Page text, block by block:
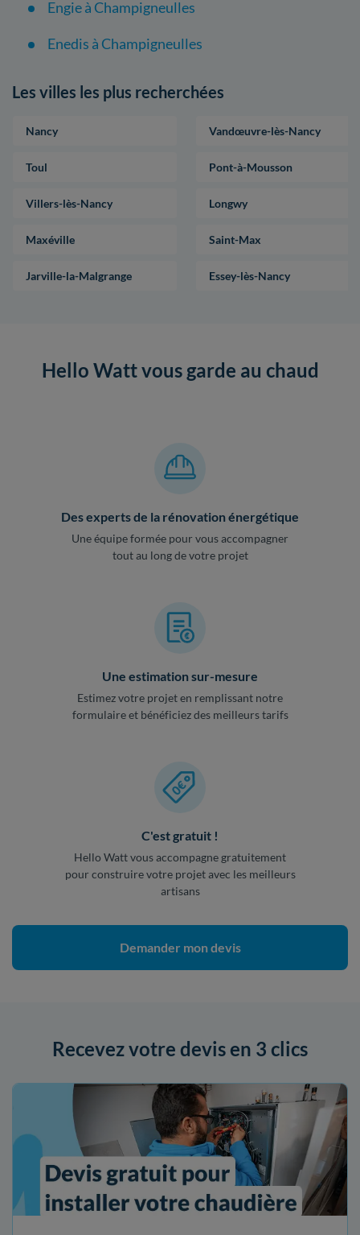
Engie à Champigneulles
Enedis à Champigneulles
Les villes les plus recherchées
Nancy Vandœuvre-lès-Nancy
Toul Pont-à-Mousson
Villers-lès-Nancy Longwy
Maxéville Saint-Max
Jarville-la-Malgrange Essey-lès-Nancy
Hello Watt vous garde au chaud
Des experts de la rénovation énergétique
Une équipe formée pour vous accompagner
tout au long de votre projet
Une estimation sur-mesure
Estimez votre projet en remplissant notre
formulaire et bénéficiez des meilleurs tarifs
C'est gratuit !
Hello Watt vous accompagne gratuitement
pour construire votre projet avec les meilleurs
artisans
Demander mon devis
Recevez votre devis en 3 clics